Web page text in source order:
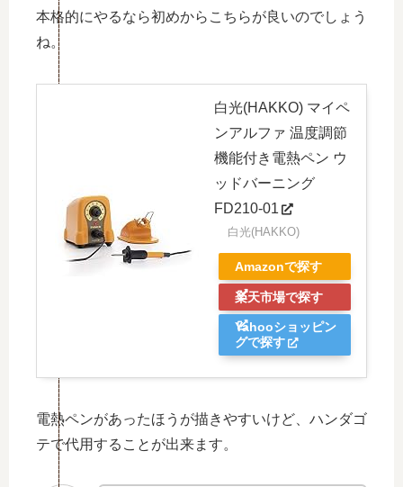
本格的にやるなら初めからこちらが良いのでしょう
ね。
白光(HAKKO) マイペ
ンアルファ 温度調節
機能付き電熱ペン ウ
ッドバーニング
FD210-01
白光(HAKKO)
Amazonで探す
楽天市場で探す
Yahooショッピン
グで探す
電熱ペンがあったほうが描きやすいけど、ハンダゴ
テで代用することが出来ます。